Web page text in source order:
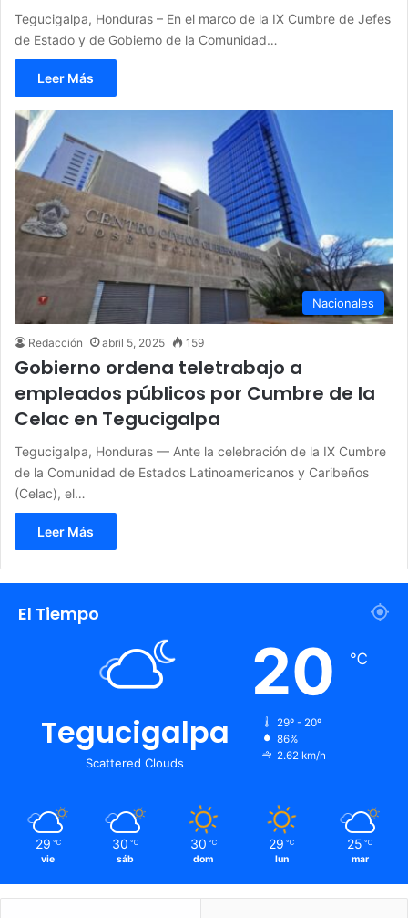
Tegucigalpa, Honduras – En el marco de la IX Cumbre de Jefes
de Estado y de Gobierno de la Comunidad…
Leer Más
Nacionales
Redacción abril 5, 2025 159
Gobierno ordena teletrabajo a
empleados públicos por Cumbre de la
Celac en Tegucigalpa
Tegucigalpa, Honduras — Ante la celebración de la IX Cumbre
de la Comunidad de Estados Latinoamericanos y Caribeños
(Celac), el…
Leer Más
El Tiempo
Tegucigalpa
Scattered Clouds
20 ℃
29º - 20º
86%
2.62 km/h
29 ℃
vie
30 ℃
sáb
30 ℃
dom
29 ℃
lun
25 ℃
mar